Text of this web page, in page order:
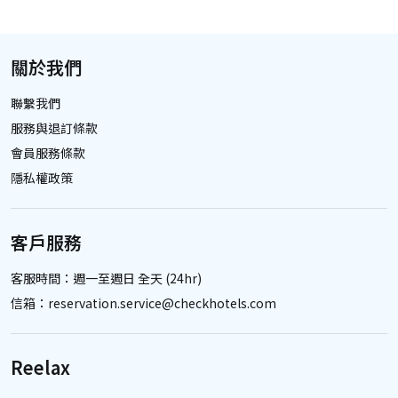
關於我們
聯繫我們
服務與退訂條款
會員服務條款
隱私權政策
客戶服務
客服時間 ：週一至週日 全天 (24hr)
信箱 ： reservation.service@checkhotels.com
Reelax